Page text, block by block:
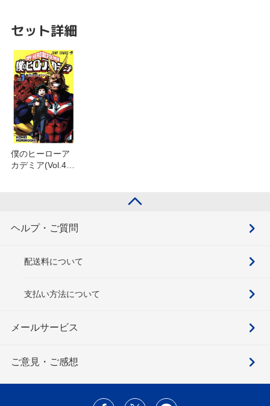
セット詳細
僕のヒーローア
カデミア(Vol.40)
ヘルプ・ご質問
配送料について
支払い方法について
メールサービス
ご意見・ご感想